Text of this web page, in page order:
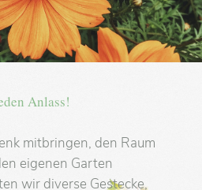
Anlass!
mitbringen, den Raum
eigenen Garten
wir diverse Gestecke,